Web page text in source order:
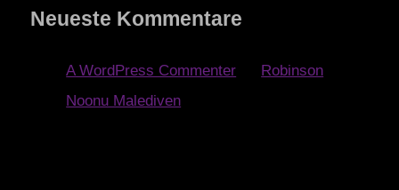
Neueste Kommentare
A WordPress Commenter
Robinson
Noonu Malediven